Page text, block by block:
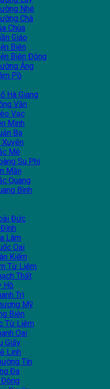
Nhé
Chà
Chùa
Giáo
Biên
Biên Đông
Ảng
Pồ
Hà Giang
Văn
Vạc
Minh
Bạ
Xuyên
Mê
Su Phì
Mần
Quang
Bình
Đức
Lâm
Oai
Kiếm
Từ Liêm
Thất
Hồ
Trì
Mỹ
Biên
Từ Liêm
Oai
Giấy
Linh
Tín
Đa
Đông